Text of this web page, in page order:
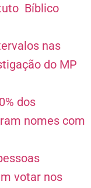
Bíblico
nas
do MP
dos
nomes com
votar nos